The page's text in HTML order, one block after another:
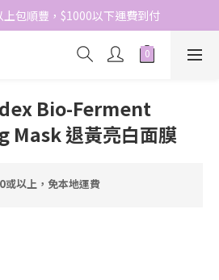
，會員優惠價於結帳時自動扣減
包順豐，$1000以下運費到付
，會員優惠價於結帳時自動扣減
Bio-Ferment
退黃亮白面膜
以上，免本地運費